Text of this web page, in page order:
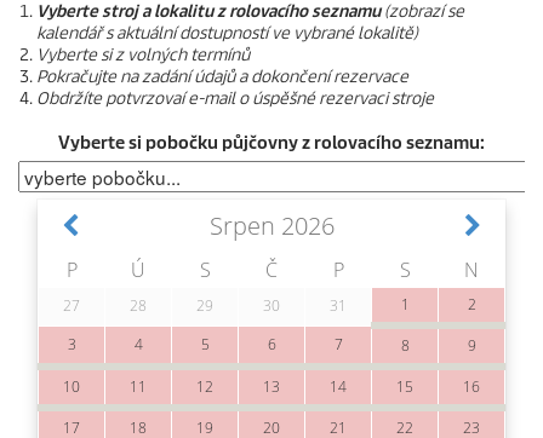
Vyberte stroj a lokalitu z rolovacího seznamu(zobrazí se
kalendář s aktuální dostupností ve vybrané lokalitě)
Vyberte si z volných termínů
Pokračujte na zadání údajů a dokončení rezervace
Obdržíte potvrzovaí e-mail o úspěšné rezervaci stroje
Vyberte si pobočku půjčovny z rolovacího seznamu: